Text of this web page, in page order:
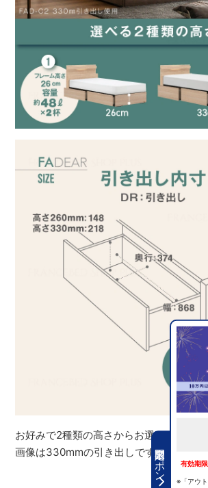
期間限定クーポン 有効期
※「アウ
お好みで2種類の高さからお選びいただけ
画像は330mmの引き出しです。